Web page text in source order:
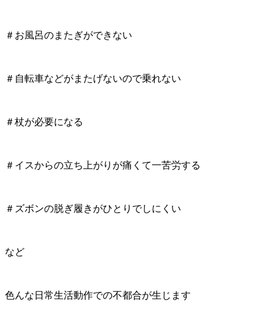
＃お風呂のまたぎができない
＃自転車などがまたげないので乗れない
＃杖が必要になる
＃イスからの立ち上がりが痛くて一苦労する
＃ズボンの脱ぎ履きがひとりでしにくい
など
色んな日常生活動作での不都合が生じます